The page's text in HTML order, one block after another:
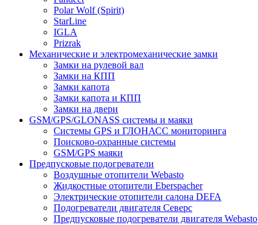
Polar Wolf (Spirit)
StarLine
IGLA
Prizrak
Механические и электромеханические замки
Замки на рулевой вал
Замки на КПП
Замки капота
Замки капота и КПП
Замки на двери
GSM/GPS/GLONASS системы и маяки
Системы GPS и ГЛОНАСС мониторинга
Поисково-охранные системы
GSM/GPS маяки
Предпусковые подогреватели
Воздушные отопители Webasto
Жидкостные отопители Eberspacher
Электрические отопители салона DEFA
Подогреватели двигателя Северс
Предпусковые подогреватели двигателя Webasto